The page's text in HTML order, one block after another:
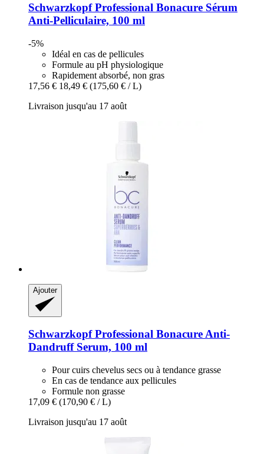
Schwarzkopf Professional Bonacure Sérum
Anti-​Pelliculaire, 100 ml
-5%
Idéal en cas de pellicules
Formule au pH physiologique
Rapidement absorbé, non gras
17,56 € 18,49 € (175,60 € / L)
Livraison jusqu'au 17 août
Ajouter
Schwarzkopf Professional Bonacure Anti-​
Dandruff Serum, 100 ml
Pour cuirs chevelus secs ou à tendance grasse
En cas de tendance aux pellicules
Formule non grasse
17,09 € (170,90 € / L)
Livraison jusqu'au 17 août